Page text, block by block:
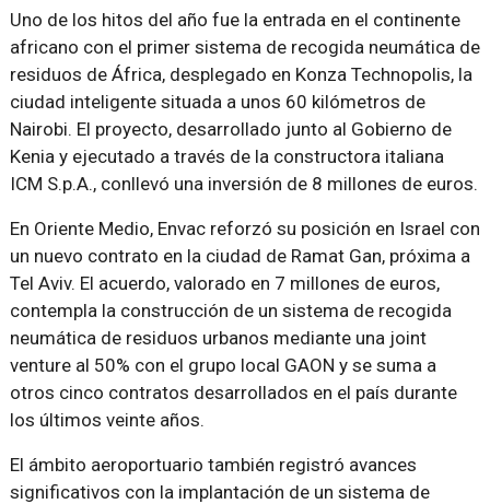
Uno de los hitos del año fue la entrada en el continente
africano con el primer sistema de recogida neumática de
residuos de África, desplegado en Konza Technopolis, la
ciudad inteligente situada a unos 60 kilómetros de
Nairobi. El proyecto, desarrollado junto al Gobierno de
Kenia y ejecutado a través de la constructora italiana
ICM S.p.A., conllevó una inversión de 8 millones de euros.
En Oriente Medio, Envac reforzó su posición en Israel con
un nuevo contrato en la ciudad de Ramat Gan, próxima a
Tel Aviv. El acuerdo, valorado en 7 millones de euros,
contempla la construcción de un sistema de recogida
neumática de residuos urbanos mediante una joint
venture al 50% con el grupo local GAON y se suma a
otros cinco contratos desarrollados en el país durante
los últimos veinte años.
El ámbito aeroportuario también registró avances
significativos con la implantación de un sistema de